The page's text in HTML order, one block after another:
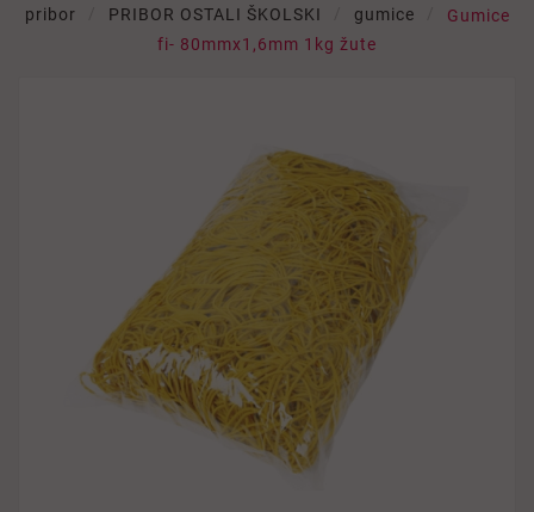
pribor
PRIBOR OSTALI ŠKOLSKI gumice
Gumice
fi- 80mmx1,6mm 1kg žute